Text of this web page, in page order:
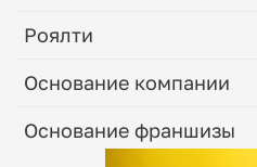
Роялти
Основание компании
Основание франшизы